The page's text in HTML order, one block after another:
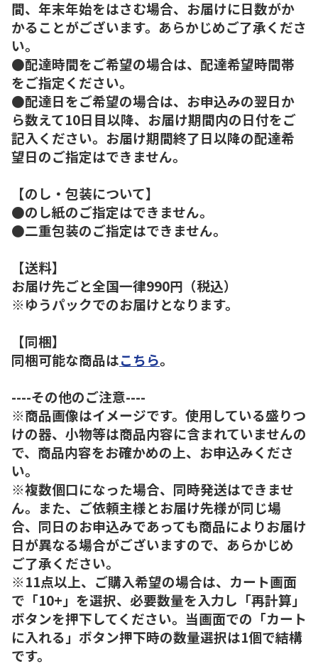
間、年末年始をはさむ場合、お届けに日数がか
かることがございます。あらかじめご了承くださ
い。
●配達時間をご希望の場合は、配達希望時間帯
をご指定ください。
●配達日をご希望の場合は、お申込みの翌日か
ら数えて10日目以降、お届け期間内の日付をご
記入ください。お届け期間終了日以降の配達希
望日のご指定はできません。
【のし・包装について】
●のし紙のご指定はできません。
●二重包装のご指定はできません。
【送料】
お届け先ごと全国一律990円（税込）
※ゆうパックでのお届けとなります。
【同梱】
同梱可能な商品はこちら。
----その他のご注意----
※商品画像はイメージです。使用している盛りつ
けの器、小物等は商品内容に含まれていませんの
で、商品内容をお確かめの上、お申込みくださ
い。
※複数個口になった場合、同時発送はできませ
ん。また、ご依頼主様とお届け先様が同じ場
合、同日のお申込みであっても商品によりお届け
日が異なる場合がございますので、あらかじめ
ご了承ください。
※11点以上、ご購入希望の場合は、カート画面
で「10+」を選択、必要数量を入力し「再計算」
ボタンを押下してください。当画面での「カート
に入れる」ボタン押下時の数量選択は1個で結構
です。